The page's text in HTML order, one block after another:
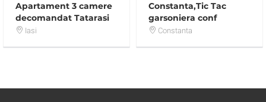
Apartament 3 camere
decomandat Tatarasi
Iasi
Constanta,Tic Tac
garsoniera conf
1termen lung
Constanta